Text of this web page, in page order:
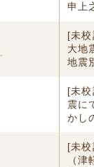
申上
[未
大地
地震
[未
震に
かし
[未
（